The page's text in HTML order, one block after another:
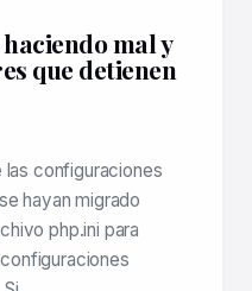
mal y
que detienen
configuraciones
hayan migrado
php.ini para